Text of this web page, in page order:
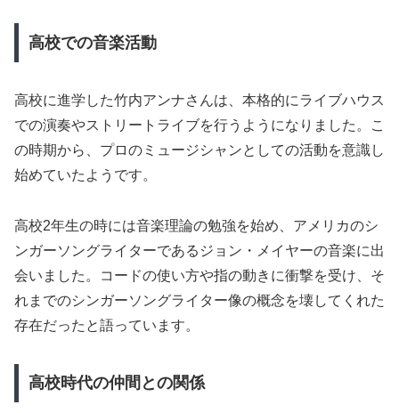
高校での音楽活動
高校に進学した竹内アンナさんは、本格的にライブハウス
での演奏やストリートライブを行うようになりました。こ
の時期から、プロのミュージシャンとしての活動を意識し
始めていたようです。
高校2年生の時には音楽理論の勉強を始め、アメリカのシ
ンガーソングライターであるジョン・メイヤーの音楽に出
会いました。コードの使い方や指の動きに衝撃を受け、そ
れまでのシンガーソングライター像の概念を壊してくれた
存在だったと語っています。
高校時代の仲間との関係